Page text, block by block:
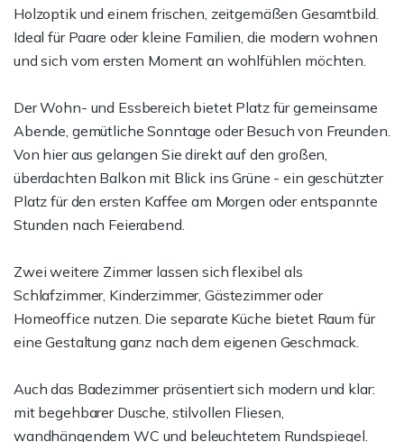
Holzoptik und einem frischen, zeitgemäßen Gesamtbild.
Ideal für Paare oder kleine Familien, die modern wohnen
und sich vom ersten Moment an wohlfühlen möchten.
Der Wohn- und Essbereich bietet Platz für gemeinsame
Abende, gemütliche Sonntage oder Besuch von Freunden.
Von hier aus gelangen Sie direkt auf den großen,
überdachten Balkon mit Blick ins Grüne - ein geschützter
Platz für den ersten Kaffee am Morgen oder entspannte
Stunden nach Feierabend.
Zwei weitere Zimmer lassen sich flexibel als
Schlafzimmer, Kinderzimmer, Gästezimmer oder
Homeoffice nutzen. Die separate Küche bietet Raum für
eine Gestaltung ganz nach dem eigenen Geschmack.
Auch das Badezimmer präsentiert sich modern und klar:
mit begehbarer Dusche, stilvollen Fliesen,
wandhängendem WC und beleuchtetem Rundspiegel.